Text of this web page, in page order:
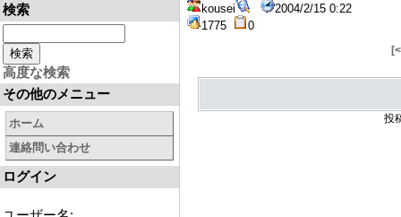
検索
高度な検索
その他のメニュー
ホーム
連絡問い合わせ
ログイン
kousei
2004/2/15 0:22
1775
0
投